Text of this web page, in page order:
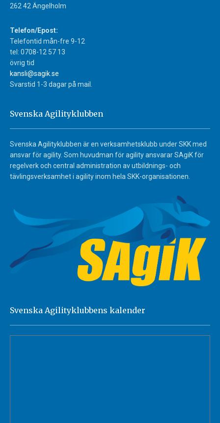
262 42 Ängelholm
Telefon/Epost:
Telefontid mån-fre 9-12
tel: 0708-12 57 13
övrig tid
kansli@sagik.se
Svarstid 1-3 dagar på mail.
Svenska Agilityklubben
Svenska Agilityklubben är en verksamhetsklubb under SKK med
ansvar för agility. Som huvudman för agility ansvarar SAgiK för
regelverk och central administration av utbildnings- och
tävlingsverksamhet i agility inom hela SKK-organisationen.
Svenska Agilityklubbens kalender